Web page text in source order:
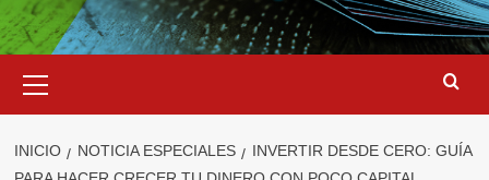
primario
INICIO NOTICIA ESPECIALES
INVERTIR DESDE CERO: GUÍA